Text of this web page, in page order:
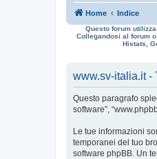
Home Indice
Questo forum
Collegandosi al forum
Histats,
www.sv-italia.it -
Questo paragrafo
software”,
Le tue informazioni
temporanei del tuo
software phpBB. Un